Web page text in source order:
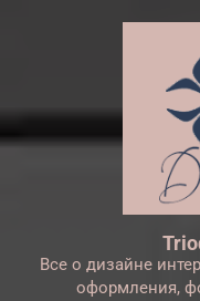
Все о дизайне
оформления,